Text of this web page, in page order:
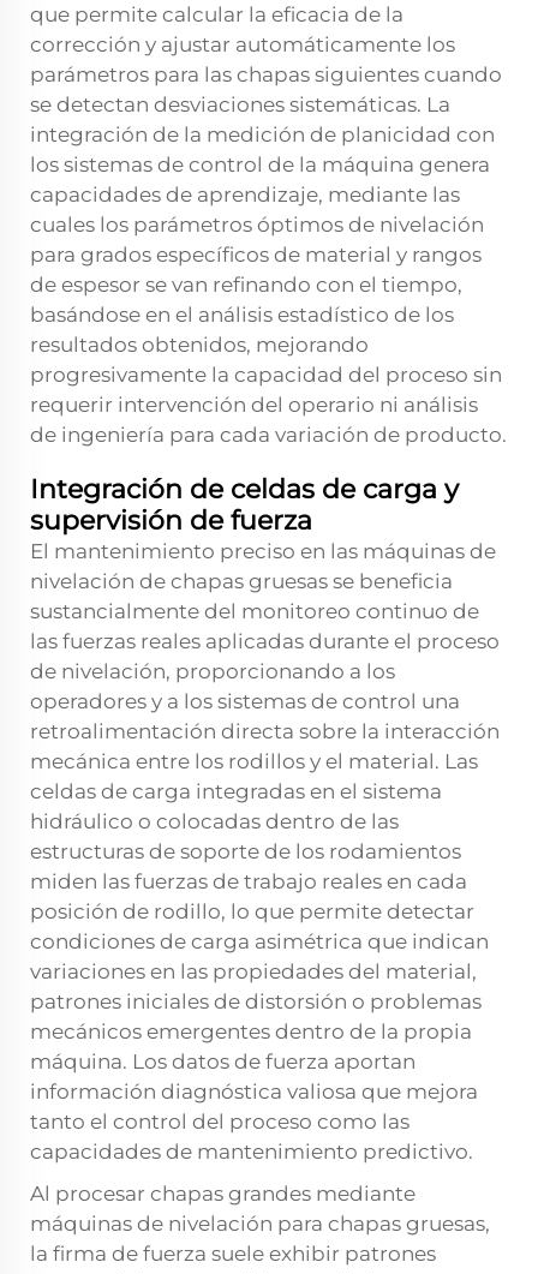
que permite calcular la eficacia de la
corrección y ajustar automáticamente los
parámetros para las chapas siguientes cuando
se detectan desviaciones sistemáticas. La
integración de la medición de planicidad con
los sistemas de control de la máquina genera
capacidades de aprendizaje, mediante las
cuales los parámetros óptimos de nivelación
para grados específicos de material y rangos
de espesor se van refinando con el tiempo,
basándose en el análisis estadístico de los
resultados obtenidos, mejorando
progresivamente la capacidad del proceso sin
requerir intervención del operario ni análisis
de ingeniería para cada variación de producto.
Integración de celdas de carga y
supervisión de fuerza
El mantenimiento preciso en las máquinas de
nivelación de chapas gruesas se beneficia
sustancialmente del monitoreo continuo de
las fuerzas reales aplicadas durante el proceso
de nivelación, proporcionando a los
operadores y a los sistemas de control una
retroalimentación directa sobre la interacción
mecánica entre los rodillos y el material. Las
celdas de carga integradas en el sistema
hidráulico o colocadas dentro de las
estructuras de soporte de los rodamientos
miden las fuerzas de trabajo reales en cada
posición de rodillo, lo que permite detectar
condiciones de carga asimétrica que indican
variaciones en las propiedades del material,
patrones iniciales de distorsión o problemas
mecánicos emergentes dentro de la propia
máquina. Los datos de fuerza aportan
información diagnóstica valiosa que mejora
tanto el control del proceso como las
capacidades de mantenimiento predictivo.
Al procesar chapas grandes mediante
máquinas de nivelación para chapas gruesas,
la firma de fuerza suele exhibir patrones